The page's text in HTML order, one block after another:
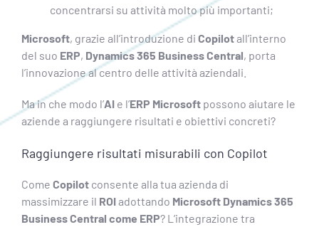
concentrarsi su attività molto più importanti;
Microsoft, grazie all’introduzione di Copilotall’interno
del suo ERP, Dynamics 365 Business Central, porta
l’innovazione al centro delle attività aziendali.
Ma in che modo l’AI e l’ERP Microsoftpossono aiutare le
aziende a raggiungere risultati e obiettivi concreti?
Raggiungere risultati misurabili con Copilot
Come Copilotconsente alla tua azienda di
massimizzare il ROIadottando Microsoft Dynamics 365
Business Central come ERP? L’integrazione tra